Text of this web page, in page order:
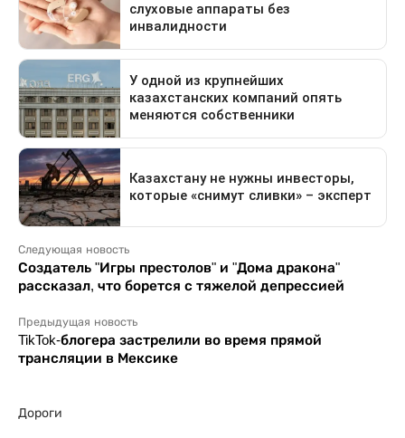
Следующая новость
Создатель "Игры престолов" и "Дома дракона"
рассказал, что борется с тяжелой депрессией
Предыдущая новость
TikTok-блогера застрелили во время прямой
трансляции в Мексике
Дороги